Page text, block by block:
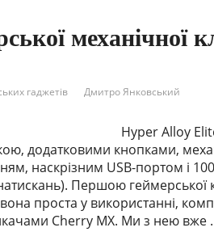
механічної
гаджетів Дмитро Янковський
Hyper Alloy
додатковими кнопками,
наскрізним USB-портом і
Першою геймерської
проста у використанні,
Cherry MX. Ми з нею вже